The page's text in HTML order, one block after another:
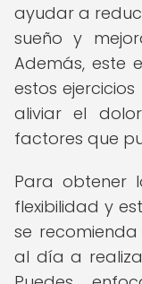
ayudar a
sueño y
Además, este
estos
aliviar el
factores que
Para obtener
flexibilidad y
se
al día a